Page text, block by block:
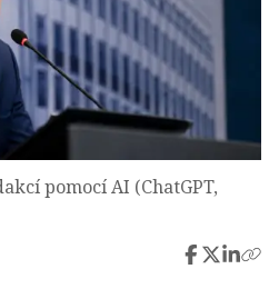
pomocí AI (ChatGPT,